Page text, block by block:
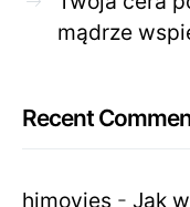
mądrze
Recent
himovies - Jak